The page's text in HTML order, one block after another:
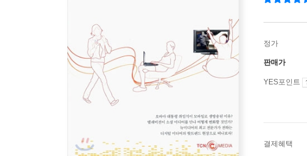
정가
판매가
YES포인트
결제혜택